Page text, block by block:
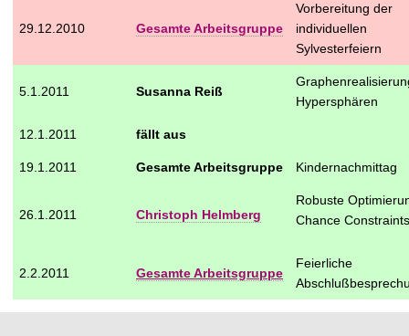
29.12.2010 Gesamte Arbeitsgruppe
Vorbereitung der
individuellen
Sylvesterfeiern
5.1.2011 Susanna Reiß
Hypersphären
12.1.2011 fällt aus
19.1.2011 Gesamte Arbeitsgruppe Kindernachmittag
26.1.2011 Christoph Helmberg
Robuste
Chance Constraints
2.2.2011 Gesamte Arbeitsgruppe
Feierliche